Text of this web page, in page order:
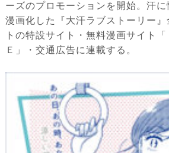
ーズのプロモーションを開始。汗に
漫画化した『大汗ラブストーリー』
トの特設サイト・無料漫画サイト「
Ｅ」・交通広告に連載する。